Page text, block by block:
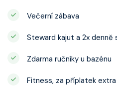
Večerní zábava
Steward kajut a 2x denně
Zdarma ručníky u bazénu
Fitness, za příplatek